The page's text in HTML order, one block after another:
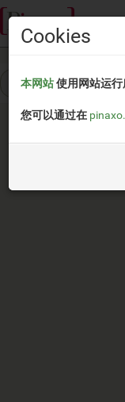
Cookies
本网站使用网站运
您可以通过在